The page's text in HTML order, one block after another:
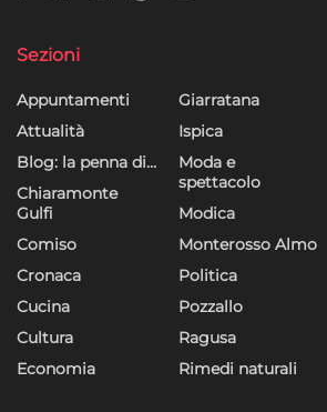
Sezioni
Appuntamenti
Attualità
Blog: la penna di…
Chiaramonte
Gulfi
Comiso
Cronaca
Cucina
Cultura
Economia
Giarratana
Ispica
Moda e
spettacolo
Modica
Monterosso Almo
Politica
Pozzallo
Ragusa
Rimedi naturali